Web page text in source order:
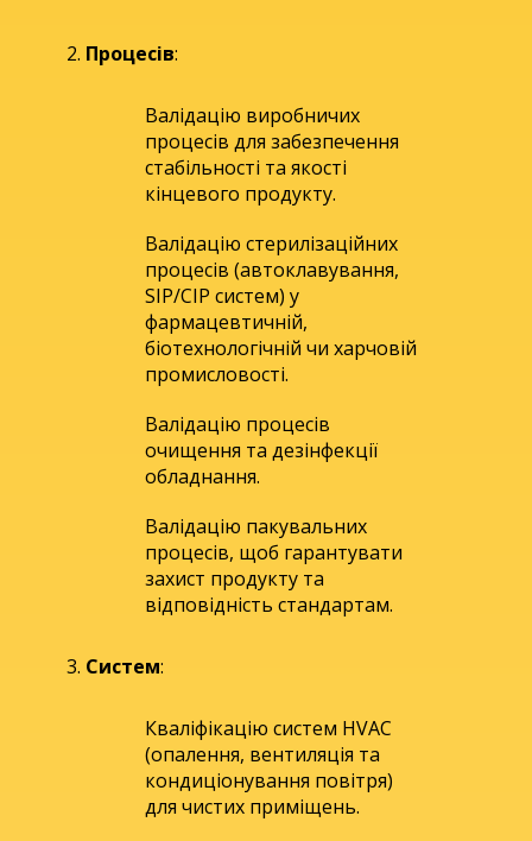
Процесів:
Валідацію виробничих
процесів для забезпечення
стабільності та якості
кінцевого продукту.
Валідацію стерилізаційних
процесів (автоклавування,
SIP/CIP систем) у
фармацевтичній,
біотехнологічній чи харчовій
промисловості.
Валідацію процесів
очищення та дезінфекції
обладнання.
Валідацію пакувальних
процесів, щоб гарантувати
захист продукту та
відповідність стандартам.
Систем:
Кваліфікацію систем HVAC
(опалення, вентиляція та
кондиціонування повітря)
для чистих приміщень.